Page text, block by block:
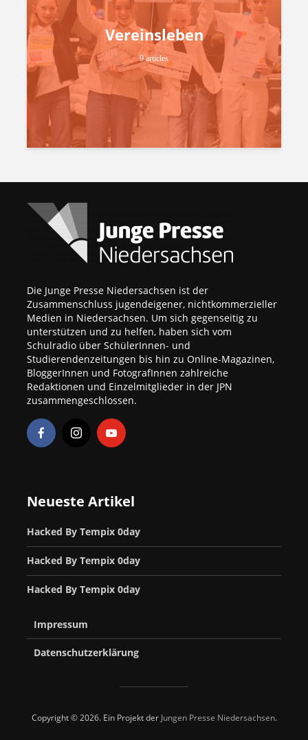
Vereinsleben
9 articles
Die Junge Presse Niedersachsen ist der
Zusammenschluss jugendeigener, nichtkommerzieller
Medien in Niedersachsen. Um sich gegenseitig zu
unterstützen und zu helfen, haben sich vom
Schulradio über SchülerInnen- und
Studierendenzeitungen bis hin zu Online-Magazinen,
BloggerInnen und FotografInnen zahlreiche
Redaktionen und Einzelmitglieder in der JPN
zusammengeschlossen.
Neueste Artikel
Hacked By Tempix 0day
Hacked By Tempix 0day
Hacked By Tempix 0day
Impressum
Datenschutzerklärung
Copyright © 2026. Ein Projekt der Jungen Presse Niedersachsen.